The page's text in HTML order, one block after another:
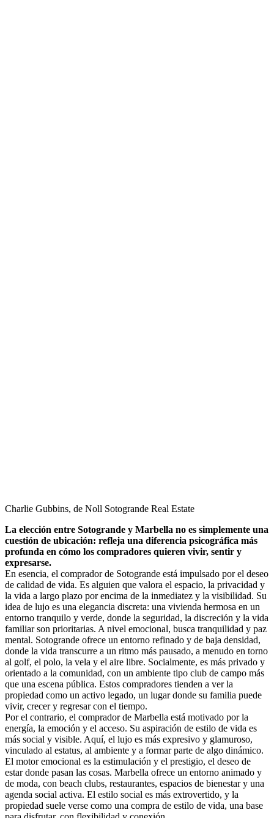
Charlie Gubbins, de Noll Sotogrande Real Estate
La elección entre Sotogrande y Marbella no es simplemente una
cuestión de ubicación: refleja una diferencia psicográfica más
profunda en cómo los compradores quieren vivir, sentir y
expresarse.
En esencia, el comprador de Sotogrande está impulsado por el deseo
de calidad de vida. Es alguien que valora el espacio, la privacidad y
la vida a largo plazo por encima de la inmediatez y la visibilidad. Su
idea de lujo es una elegancia discreta: una vivienda hermosa en un
entorno tranquilo y verde, donde la seguridad, la discreción y la vida
familiar son prioritarias. A nivel emocional, busca tranquilidad y paz
mental. Sotogrande ofrece un entorno refinado y de baja densidad,
donde la vida transcurre a un ritmo más pausado, a menudo en torno
al golf, el polo, la vela y el aire libre. Socialmente, es más privado y
orientado a la comunidad, con un ambiente tipo club de campo más
que una escena pública. Estos compradores tienden a ver la
propiedad como un activo legado, un lugar donde su familia puede
vivir, crecer y regresar con el tiempo.
Por el contrario, el comprador de Marbella está motivado por la
energía, la emoción y el acceso. Su aspiración de estilo de vida es
más social y visible. Aquí, el lujo es más expresivo y glamuroso,
vinculado al estatus, al ambiente y a formar parte de algo dinámico.
El motor emocional es la estimulación y el prestigio, el deseo de
estar donde pasan las cosas. Marbella ofrece un entorno animado y
de moda, con beach clubs, restaurantes, espacios de bienestar y una
agenda social activa. El estilo social es más extrovertido, y la
propiedad suele verse como una compra de estilo de vida, una base